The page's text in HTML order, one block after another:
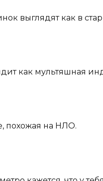
выглядят как в
как мультяшная
похожая на НЛО.